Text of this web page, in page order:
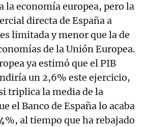
la economía europea, pero la
directa de España a
limitada y menor que la de
de la Unión Europea.
ya estimó que el PIB
un 2,6% este ejercicio,
triplica la media de la
el Banco de España lo acaba
al tiempo que ha rebajado